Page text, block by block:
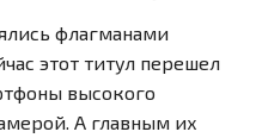
флагманами
этот титул перешел
высокого
А главным их